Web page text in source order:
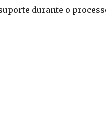
durante o